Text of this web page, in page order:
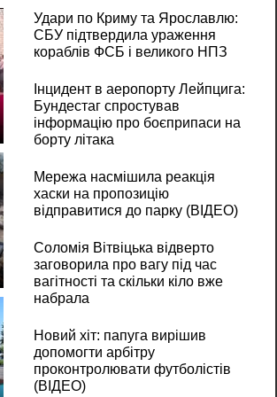
Удари по Криму та Ярославлю:
СБУ підтвердила ураження
кораблів ФСБ і великого НПЗ
Інцидент в аеропорту Лейпцига:
Бундестаг спростував
інформацію про боєприпаси на
борту літака
Мережа насмішила реакція
хаски на пропозицію
відправитися до парку (ВІДЕО)
Соломія Вітвіцька відверто
заговорила про вагу під час
вагітності та скільки кіло вже
набрала
Новий хіт: папуга вирішив
допомогти арбітру
проконтролювати футболістів
(ВІДЕО)